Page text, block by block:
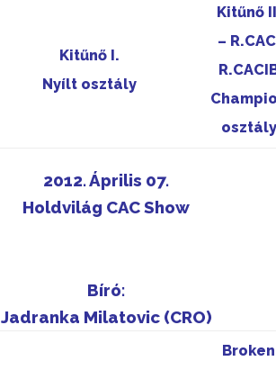
Kitűnő I.
Nyílt osztály
Kitűnő
–
osztály
2012. Április 07.
Holdvilág CAC Show
Bíró:
Jadranka Milatovic (CRO)
Broken